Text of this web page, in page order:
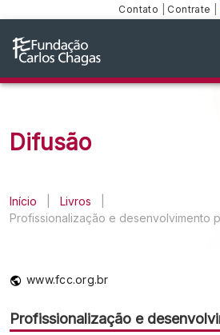
Contato Contrate
Difusão
Início Livros
Profissionalização e desenvolvimento
www.fcc.org.br
Profissionalização e